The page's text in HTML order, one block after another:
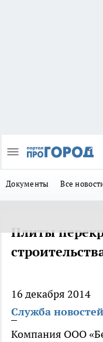
Документы Все
Плиты
16 декабря 2014
Служба
Компания ООО